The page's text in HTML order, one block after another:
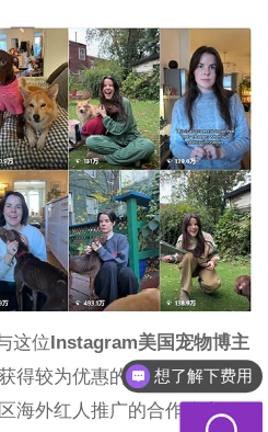
这位Instagram美国宠物博主
得较为优惠的合作报价，除
海外红人推广的合作优惠，
想了解下费用